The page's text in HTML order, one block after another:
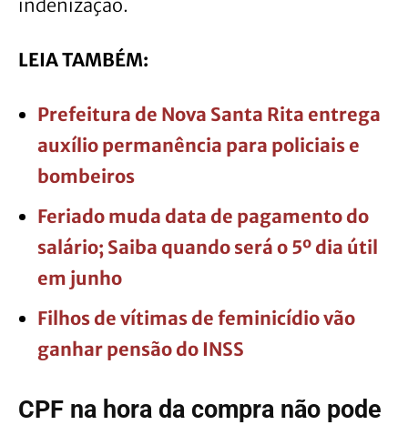
indenização.
LEIA TAMBÉM:
Prefeitura de Nova Santa Rita entrega
auxílio permanência para policiais e
bombeiros
Feriado muda data de pagamento do
salário; Saiba quando será o 5º dia útil
em junho
Filhos de vítimas de feminicídio vão
ganhar pensão do INSS
CPF na hora da compra não pode